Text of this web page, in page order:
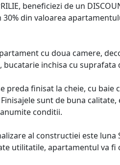
beneficiezi de un
30% din valoarea
cu doua camere,
bucatarie inchisa cu
preda finisat la cheie, cu
sunt de buna
conditii.
al constructiei este luna
utilitatile, apartamentul va